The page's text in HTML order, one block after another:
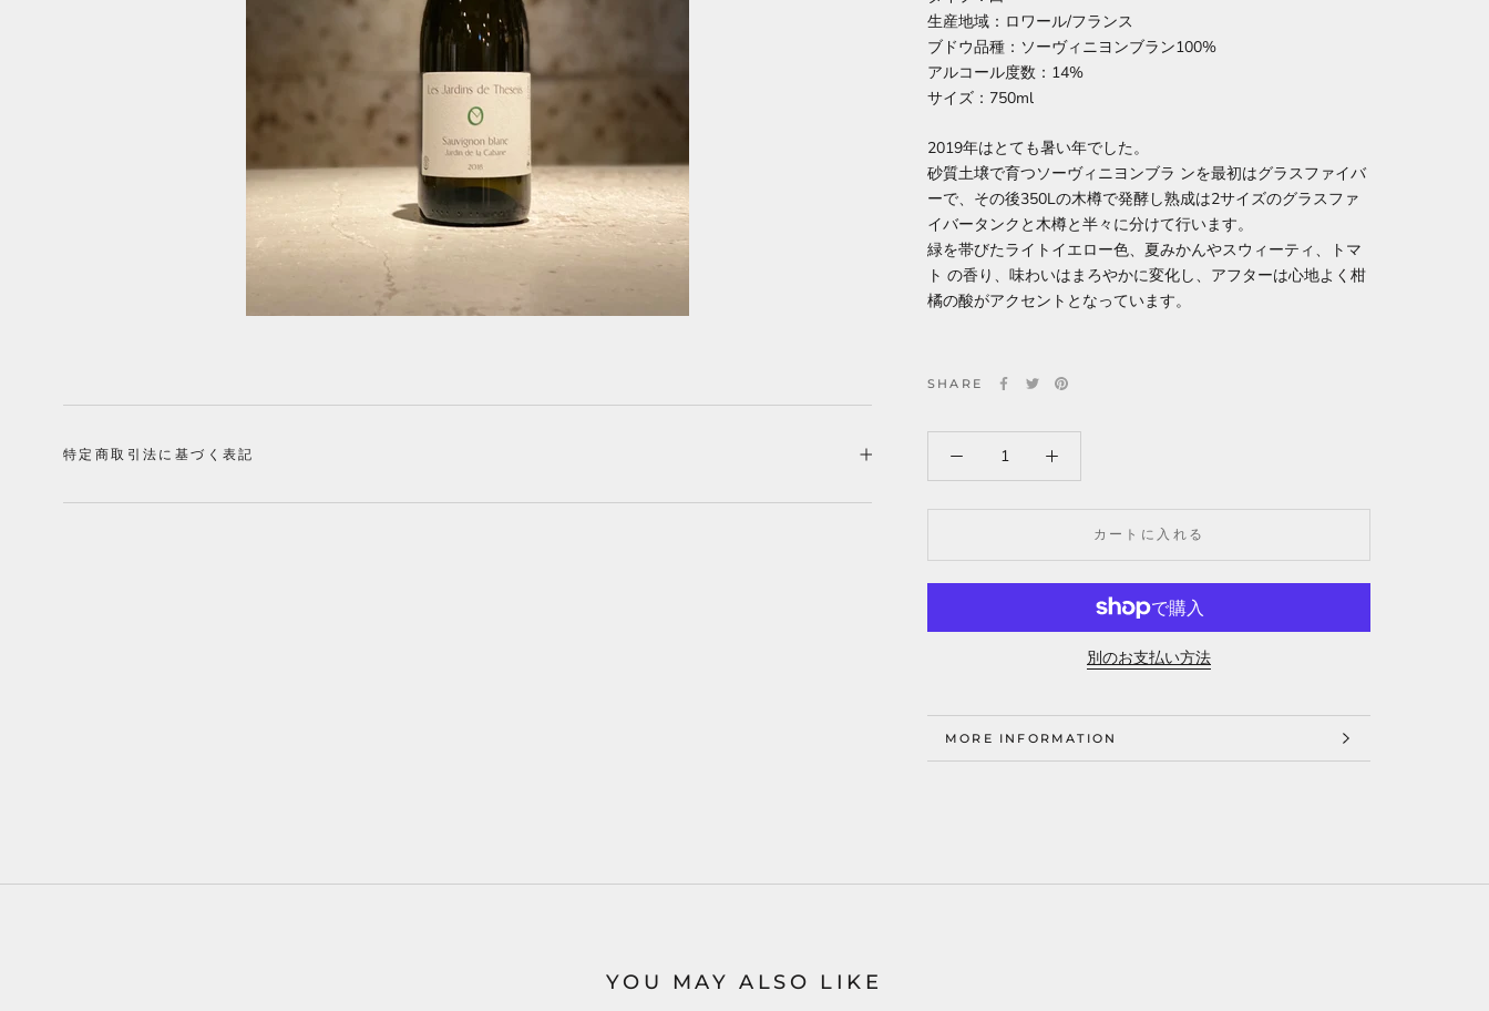
生産地域：ロワール/フランス
ブドウ品種：ソーヴィニヨンブラン100%
アルコール度数：14%
サイズ：750ml
2019年はとても暑い年でした。
砂質土壌で育つソーヴィニヨンブラ ンを最初はグラスファイバ
ーで、その後350Lの木樽で発酵し熟成は2サイズのグラスファ
イバータンクと木樽と半々に分けて行います。
緑を帯びたライトイエロー色、夏みかんやスウィーティ、トマ
ト の香り、味わいはまろやかに変化し、アフターは心地よく柑
橘の酸がアクセントとなっています。
SHARE
カートに入れる
別のお支払い方法
MORE INFORMATION
VIEW IMAGES
特定商取引法に基づく表記
YOU MAY ALSO LIKE